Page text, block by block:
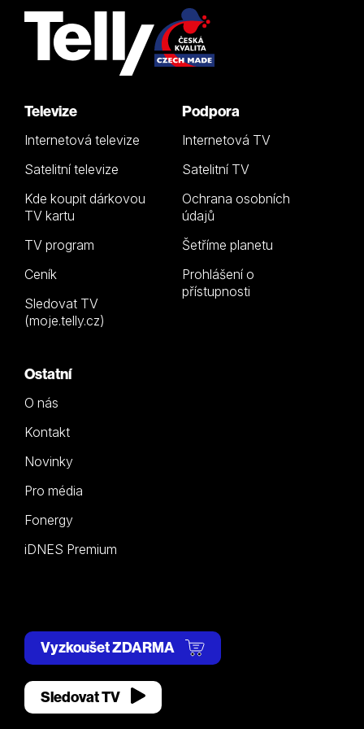
Televize
Internetová televize
Satelitní televize
Kde koupit dárkovou
TV kartu
TV program
Ceník
Sledovat TV
(moje.telly.cz)
Podpora
Internetová TV
Satelitní TV
Ochrana osobních
údajů
Šetříme planetu
Prohlášení o
přístupnosti
Ostatní
O nás
Kontakt
Novinky
Pro média
Fonergy
iDNES Premium
Vyzkoušet ZDARMA
Sledovat TV